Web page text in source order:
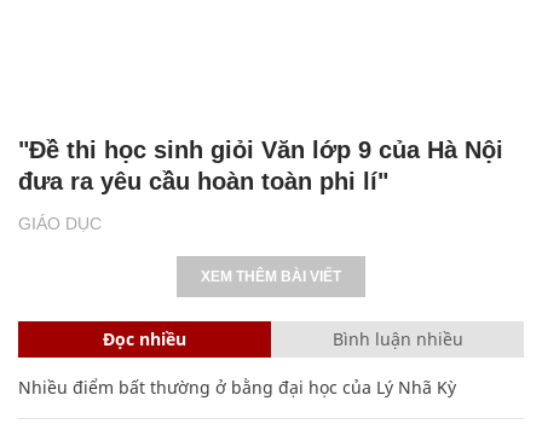
GIÁO DỤC
"Đề thi học sinh giỏi Văn lớp 9 của Hà Nội
đưa ra yêu cầu hoàn toàn phi lí"
XEM THÊM BÀI VIẾT
Đọc nhiều Bình luận nhiều
Nhiều điểm bất thường ở bằng đại học của Lý Nhã Kỳ